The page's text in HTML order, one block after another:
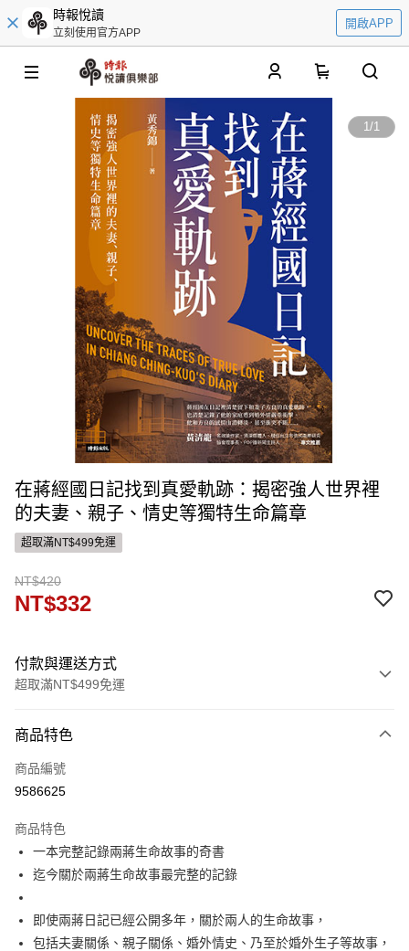
時報悅讀
立刻使用官方APP
開啟APP
1/1
在蔣經國日記找到真愛軌跡：揭密強人世界裡
的夫妻、親子、情史等獨特生命篇章
超取滿NT$499免運
NT$420
NT$332
付款與運送方式
超取滿NT$499免運
信用卡一次付款
ATM付款
運送方式
付款後全家取貨
每筆NT$60，滿NT$499(含以上)免運費
付款後7-11取貨
每筆NT$60，滿NT$499(含以上)免運費
商品特色
商品編號
9586625
商品特色
一本完整記錄兩蔣生命故事的奇書
迄今關於兩蔣生命故事最完整的記錄
即使兩蔣日記已經公開多年，關於兩人的生命故事，
包括夫妻關係、親子關係、婚外情史、乃至於婚外生子等故事，